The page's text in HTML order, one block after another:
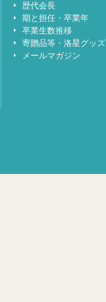
歴代会長
期と担任・卒業年
卒業生数推移
寄贈品等・洛星グッズ
メールマガジン